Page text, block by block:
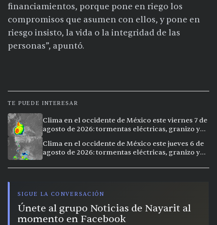
financiamientos, porque pone en riego los
compromisos que asumen con ellos, y pone en
riesgo insisto, la vida o la integridad de las
personas”, apuntó.
TE PUEDE INTERESAR
Clima en el occidente de México este viernes 7 de
agosto de 2026: tormentas eléctricas, granizo y
Clima en el occidente de México este jueves 6 de
agosto de 2026: tormentas eléctricas, granizo y
SIGUE LA CONVERSACIÓN
Únete al grupo Noticias de Nayarit al
momento en Facebook